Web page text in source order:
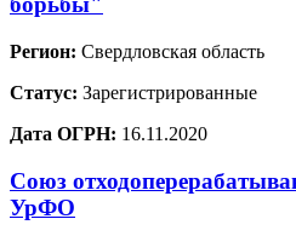
Регион: Свердловская область
Статус: Зарегистрированные
Дата ОГРН: 16.11.2020
Союз
УрФО